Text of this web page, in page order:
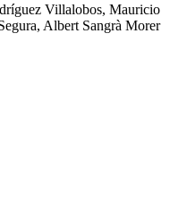
Villalobos, Mauricio
Albert Sangrà Morer